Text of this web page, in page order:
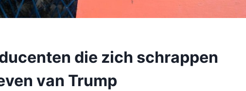
die zich schrappen
van Trump